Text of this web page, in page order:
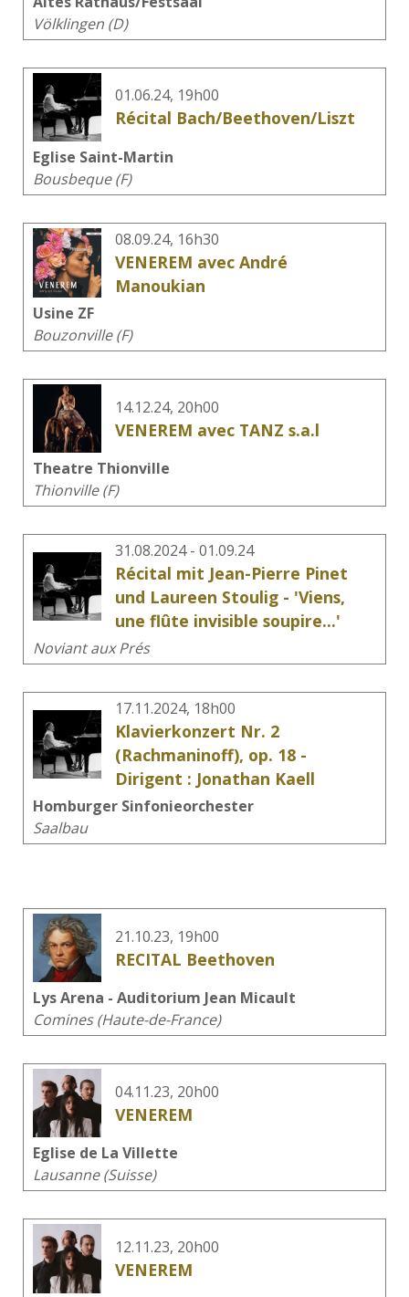
Völklingen (D)
01.06.24, 19h00
Récital Bach/Beethoven/Liszt
Eglise Saint-Martin
Bousbeque (F)
08.09.24, 16h30
VENEREM avec André
Manoukian
Usine ZF
Bouzonville (F)
14.12.24, 20h00
VENEREM avec TANZ s.a.l
Theatre Thionville
Thionville (F)
31.08.2024 - 01.09.24
Récital mit Jean-Pierre Pinet
und Laureen Stoulig - 'Viens,
une flûte invisible soupire...'
Noviant aux Prés
17.11.2024, 18h00
Klavierkonzert Nr. 2
(Rachmaninoff), op. 18 -
Dirigent : Jonathan Kaell
Homburger Sinfonieorchester
Saalbau
21.10.23, 19h00
RECITAL Beethoven
Lys Arena - Auditorium Jean Micault
Comines (Haute-de-France)
04.11.23, 20h00
VENEREM
Eglise de La Villette
Lausanne (Suisse)
12.11.23, 20h00
VENEREM